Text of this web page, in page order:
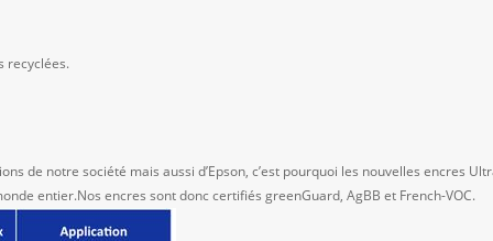
recyclées.
de notre société mais aussi d’Epson, c’est pourquoi les nouvelles encres
entier.Nos encres sont donc certifiés greenGuard, AgBB et French-VOC.